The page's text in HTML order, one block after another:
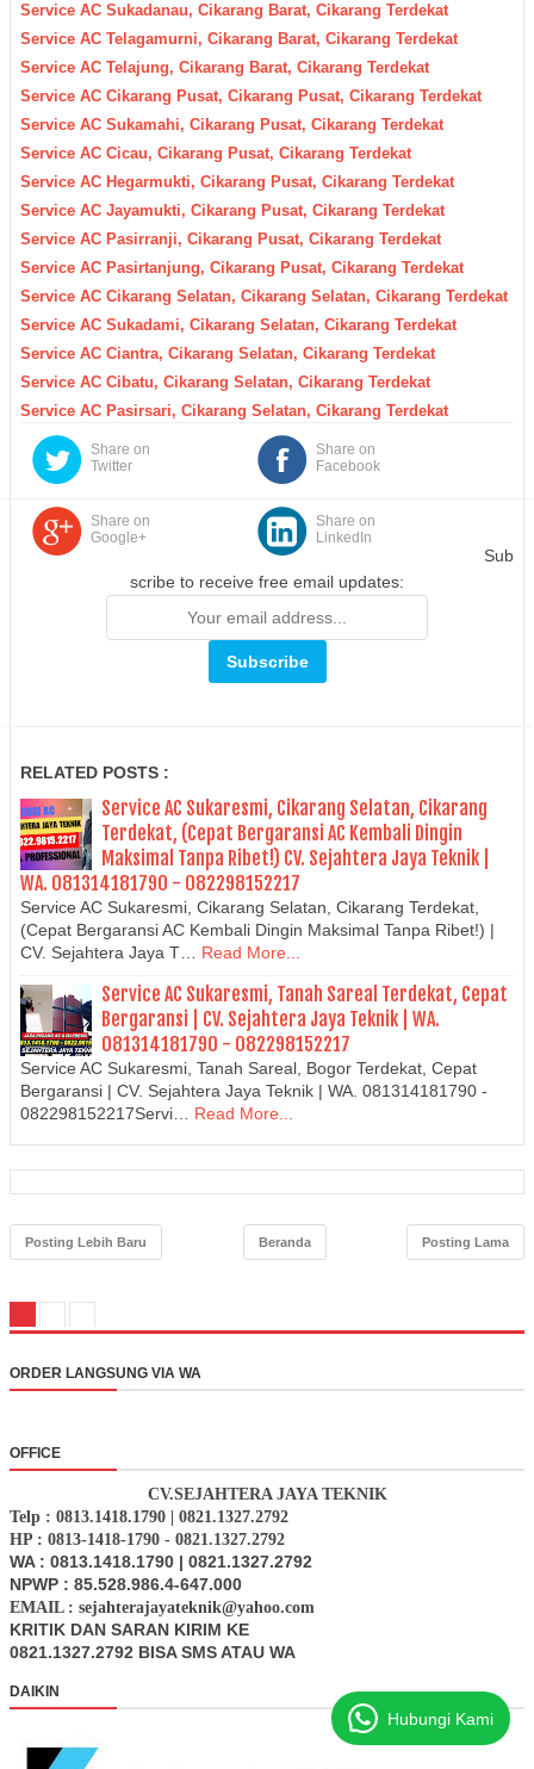
Service AC Sukadanau, Cikarang Barat, Cikarang Terdekat
Service AC Telagamurni, Cikarang Barat, Cikarang Terdekat
Service AC Telajung, Cikarang Barat, Cikarang Terdekat
Service AC Cikarang Pusat, Cikarang Pusat, Cikarang Terdekat
Service AC Sukamahi, Cikarang Pusat, Cikarang Terdekat
Service AC Cicau, Cikarang Pusat, Cikarang Terdekat
Service AC Hegarmukti, Cikarang Pusat, Cikarang Terdekat
Service AC Jayamukti, Cikarang Pusat, Cikarang Terdekat
Service AC Pasirranji, Cikarang Pusat, Cikarang Terdekat
Service AC Pasirtanjung, Cikarang Pusat, Cikarang Terdekat
Service AC Cikarang Selatan, Cikarang Selatan, Cikarang Terdekat
Service AC Sukadami, Cikarang Selatan, Cikarang Terdekat
Service AC Ciantra, Cikarang Selatan, Cikarang Terdekat
Service AC Cibatu, Cikarang Selatan, Cikarang Terdekat
Service AC Pasirsari, Cikarang Selatan, Cikarang Terdekat
Share on
Facebook
Share on
Twitter
Share on
Google+
Share on
LinkedIn
Sub
scribe to receive free email updates:
RELATED POSTS :
Service AC Sukaresmi, Cikarang Selatan, Cikarang
Terdekat, (Cepat Bergaransi AC Kembali Dingin
Maksimal Tanpa Ribet!) CV. Sejahtera Jaya Teknik |
WA. 081314181790 - 082298152217
Service AC Sukaresmi, Cikarang Selatan, Cikarang Terdekat,
(Cepat Bergaransi AC Kembali Dingin Maksimal Tanpa Ribet!) |
CV. Sejahtera Jaya T… Read More...
Service AC Sukaresmi, Tanah Sareal Terdekat, Cepat
Bergaransi | CV. Sejahtera Jaya Teknik | WA.
081314181790 - 082298152217
Service AC Sukaresmi, Tanah Sareal, Bogor Terdekat, Cepat
Bergaransi | CV. Sejahtera Jaya Teknik | WA. 081314181790 -
082298152217Servi…
Read More...
Posting Lebih Baru Posting Lama
Beranda
ORDER LANGSUNG VIA WA
OFFICE
CV.SEJAHTERA JAYA TEKNIK
Telp : 0813.1418.1790 | 0821.1327.2792
HP : 0813-1418-1790 - 0821.1327.2792
WA : 0813.1418.1790 | 0821.1327.2792
NPWP : 85.528.986.4-647.000
EMAIL : sejahterajayateknik@yahoo.com
KRITIK DAN SARAN KIRIM KE
0821.1327.2792 BISA SMS ATAU WA
DAIKIN
Hubungi Kami